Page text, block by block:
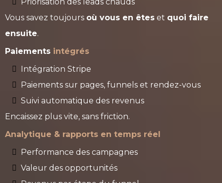
Vous savez toujours où vous en êtes et quoi faire
ensuite.
Paiements intégrés
Intégration Stripe
Paiements sur pages, funnels et rendez-vous
Suivi automatique des revenus
Encaissez plus vite, sans friction.
Analytique & rapports en temps réel
Performance des campagnes
Valeur des opportunités